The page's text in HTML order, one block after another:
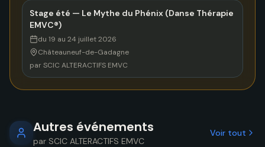
Stage été — Le Mythe du Phénix (Danse Thérapie
EMVC®)
du 19 au 24 juillet 2026
Châteauneuf-de-Gadagne
par SCIC ALTERACTIFS EMVC
Autres événements
par SCIC ALTERACTIFS EMVC
Voir tout